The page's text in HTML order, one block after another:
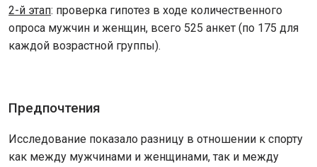
2-й этап: проверка гипотез в ходе количественного
опроса мужчин и женщин, всего 525 анкет (по 175 для
каждой возрастной группы).
Предпочтения
Исследование показало разницу в отношении к спорту
как между мужчинами и женщинами, так и между